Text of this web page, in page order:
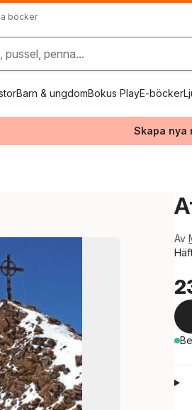
böcker
pussel, penna...
Barn & ungdomBokus PlayE-böcker
Skapa nya
Av